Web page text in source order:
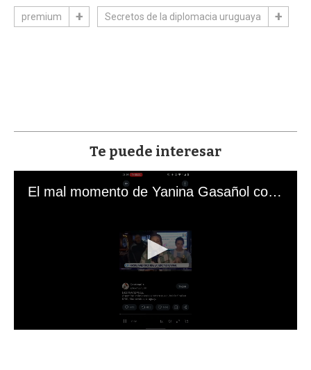
premium Secretos de la diplomacia uruguaya
Te puede interesar
El mal momento de Yanina Gasañol con un hincha argentino en "Subrayado"